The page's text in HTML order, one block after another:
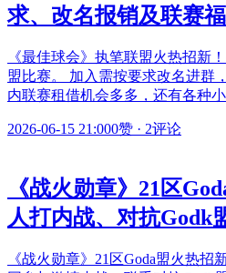
求、改名报销及联赛
《最佳球会》执笔联盟火热招新
盟比赛。 加入需按要求改名进群
内联赛租借机会多多，还有各种
2026-06-15 21:000赞 · 2评论
《战火勋章》21区
人打内战、对抗Godk
《战火勋章》21区Goda盟火热